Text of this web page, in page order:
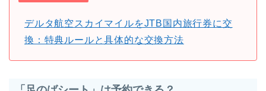
デルタ航空スカイマイルをJTB国内旅行券に交
換：特典ルールと具体的な交換方法